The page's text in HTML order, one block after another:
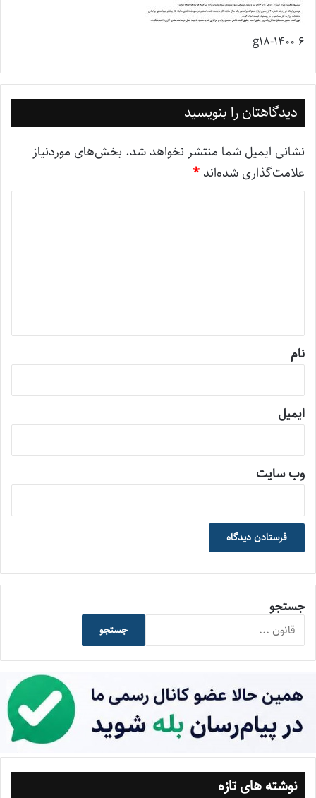
g18-1400 6
دیدگاهتان را بنویسید
نشانی ایمیل شما منتشر نخواهد شد. بخش‌های موردنیاز
علامت‌گذاری شده‌اند *
نام
ایمیل
وب‌ سایت
جستجو
جستجو
نوشته های تازه